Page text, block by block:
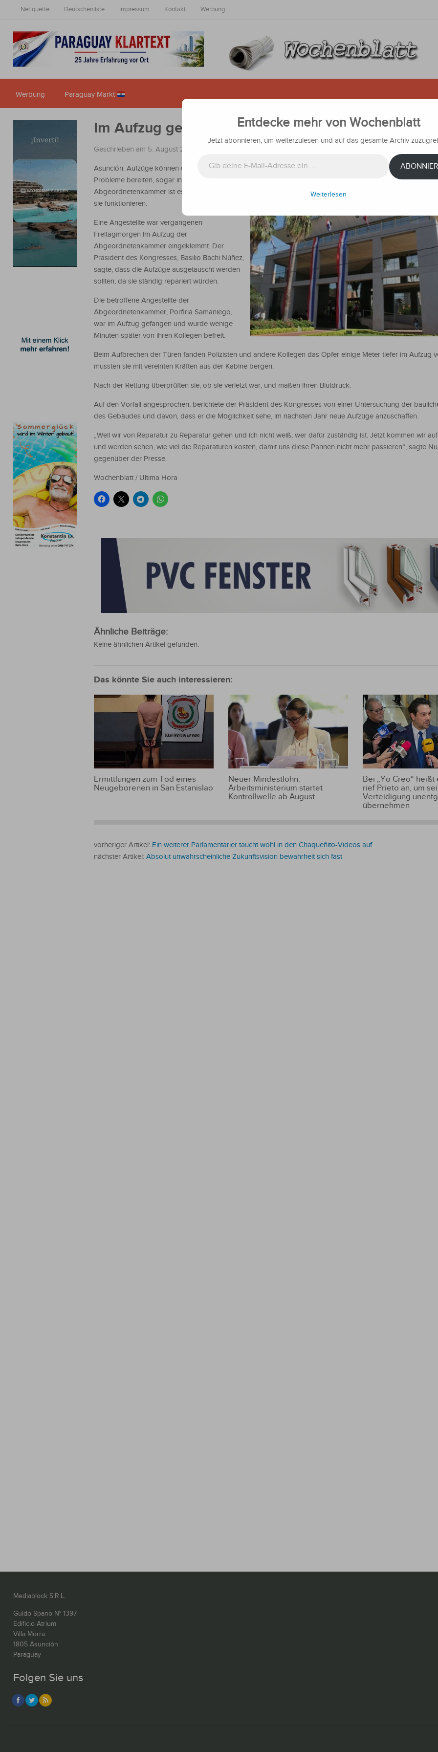
Netiquette Deutschenliste Impressum Kontakt Werbung
Werbung Paraguay Markt
Im Aufzug gefangen
Geschrieben am 5. August 2024
Asunción: Aufzüge können unter Umständen
Probleme bereiten, sogar in der
Abgeordnetenkammer ist es nicht sicher, dass
sie funktionieren.
Eine Angestellte war vergangenen
Freitagmorgen im Aufzug der
Abgeordnetenkammer eingeklemmt. Der
Präsident des Kongresses, Basilio Bachi Núñez,
sagte, dass die Aufzüge ausgetauscht werden
sollten, da sie ständig repariert würden.
Die betroffene Angestellte der
Abgeordnetenkammer, Porfiria Samaniego,
war im Aufzug gefangen und wurde wenige
Minuten später von ihren Kollegen befreit.
Beim Aufbrechen der Türen fanden Polizisten und andere Kollegen das Opfer einige Meter tiefer im Aufzug
mussten sie mit vereinten Kräften aus der Kabine bergen.
Nach der Rettung überprüften sie, ob sie verletzt war, und maßen ihren Blutdruck.
Auf den Vorfall angesprochen, berichtete der Präsident des Kongresses von einer Untersuchung der
des Gebäudes und davon, dass er die Möglichkeit sehe, im nächsten Jahr neue Aufzüge anzuschaffen.
„Weil wir von Reparatur zu Reparatur gehen und ich nicht weiß, wer dafür zuständig ist. Jetzt kommen wir
und werden sehen, wie viel die Reparaturen kosten, damit uns diese Pannen nicht mehr passieren“, sagte
gegenüber der Presse.
Wochenblatt / Ultima Hora
Ähnliche Beiträge:
Keine ähnlichen Artikel gefunden.
Das könnte Sie auch interessieren:
Ermittlungen zum Tod eines
Neugeborenen in San Estanislao
Neuer Mindestlohn:
Arbeitsministerium startet
Kontrollwelle ab August
Bei „Yo Creo“ heißt
rief Prieto an, um
Verteidigung
übernehmen
vorheriger Artikel: Ein weiterer Parlamentarier taucht wohl in den Chaqueñito-Videos auf
nächster Artikel: Absolut unwahrscheinliche Zukunftsvision bewahrheit sich fast
Mediablock S.R.L.
Guido Spano N° 1397
Edificio Atrium
Villa Morra
1805 Asunción
Paraguay
Folgen Sie uns
Entdecke mehr von Wochenblatt
Jetzt abonnieren, um weiterzulesen und auf das gesamte Archiv
Weiterlesen